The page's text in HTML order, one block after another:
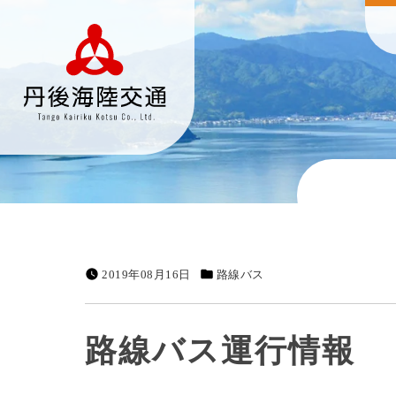
2019年08月16日 路線バス
路線バス運行情報